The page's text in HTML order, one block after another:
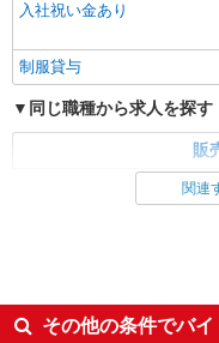
入社祝い金あり
制服貸与
同じ職種から求人を探す
販
英語が活かせる
日払い
関連
その他の条件でバ